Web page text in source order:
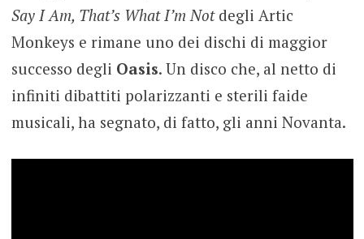
Say I Am, That’s What I’m Notdegli Artic
Monkeys e rimane uno dei dischi di maggior
successo degli Oasis. Un disco che, al netto di
infiniti dibattiti polarizzanti e sterili faide
musicali, ha segnato, di fatto, gli anni Novanta.